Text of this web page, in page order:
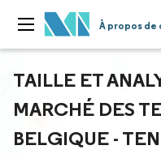
À propos de
TAILLE ET
MARCHÉ DES
BELGIQUE -